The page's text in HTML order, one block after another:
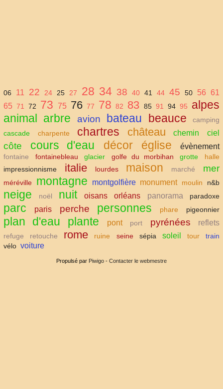
06 11 22 24 25 27 28 34 38 40 41 44 45 50 56 61
65 71 72 73 75 76 77 78 82 83 85 91 94 95
alpes
animal arbre avion bateau beauce
camping
cascade
charpente chartres château chemin ciel
côte cours d'eau décor église évènement
fontaine fontainebleau glacier golfe du morbihan grotte
halle
impressionnisme
italie lourdes maison marché mer
méréville montagne montgolfière monument moulin n&b
neige noël nuit oisans orléans panorama paradoxe
parc paris perche personnes phare pigeonnier
plan d'eau plante pont port pyrénées reflets
refuge retouche rome ruine seine sépia soleil tour
train
vélo voiture
Propulsé par Piwigo - Contacter le webmestre